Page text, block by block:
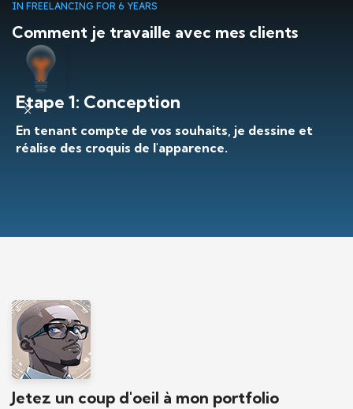
IN FREELANCING FOR 6 YEARS
Comment je travaille avec mes clients
Etape 1: Conception
En tenant compte de vos souhaits, je dessine et
réalise des croquis de l'apparence.
Jetez un coup d'oeil à mon portfolio